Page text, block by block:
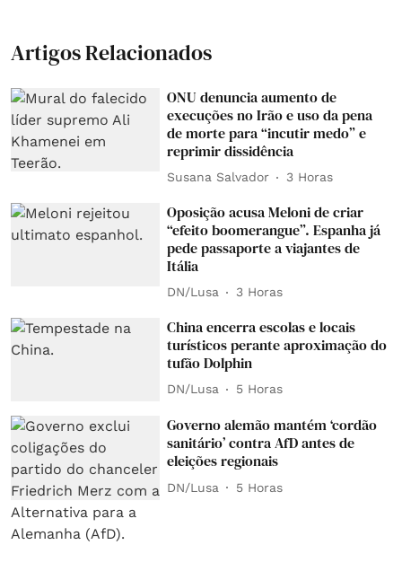
Artigos Relacionados
ONU denuncia aumento de
execuções no Irão e uso da pena
de morte para “incutir medo” e
reprimir dissidência
Susana Salvador 3 Horas
Oposição acusa Meloni de criar
“efeito boomerangue”. Espanha já
pede passaporte a viajantes de
Itália
DN/Lusa 3 Horas
China encerra escolas e locais
turísticos perante aproximação do
tufão Dolphin
DN/Lusa 5 Horas
Governo alemão mantém ‘cordão
sanitário’ contra AfD antes de
eleições regionais
DN/Lusa 5 Horas